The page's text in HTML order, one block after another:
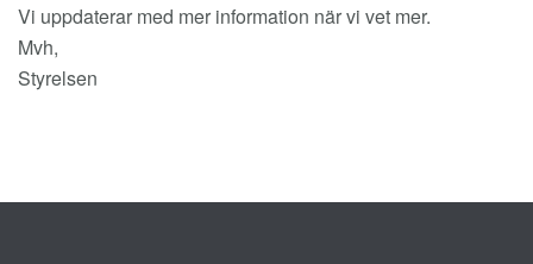
Vi uppdaterar med mer information när vi vet mer.
Mvh,
Styrelsen